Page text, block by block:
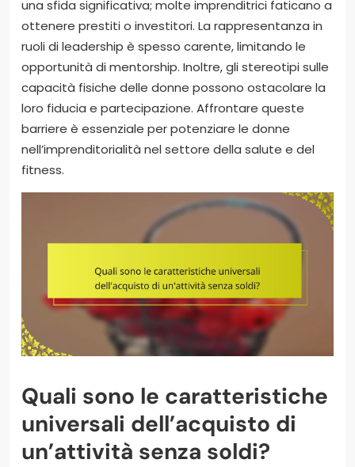
una sfida significativa; molte imprenditrici faticano a
ottenere prestiti o investitori. La rappresentanza in
ruoli di leadership è spesso carente, limitando le
opportunità di mentorship. Inoltre, gli stereotipi sulle
capacità fisiche delle donne possono ostacolare la
loro fiducia e partecipazione. Affrontare queste
barriere è essenziale per potenziare le donne
nell’imprenditorialità nel settore della salute e del
fitness.
Quali sono le caratteristiche
universali dell’acquisto di
un’attività senza soldi?